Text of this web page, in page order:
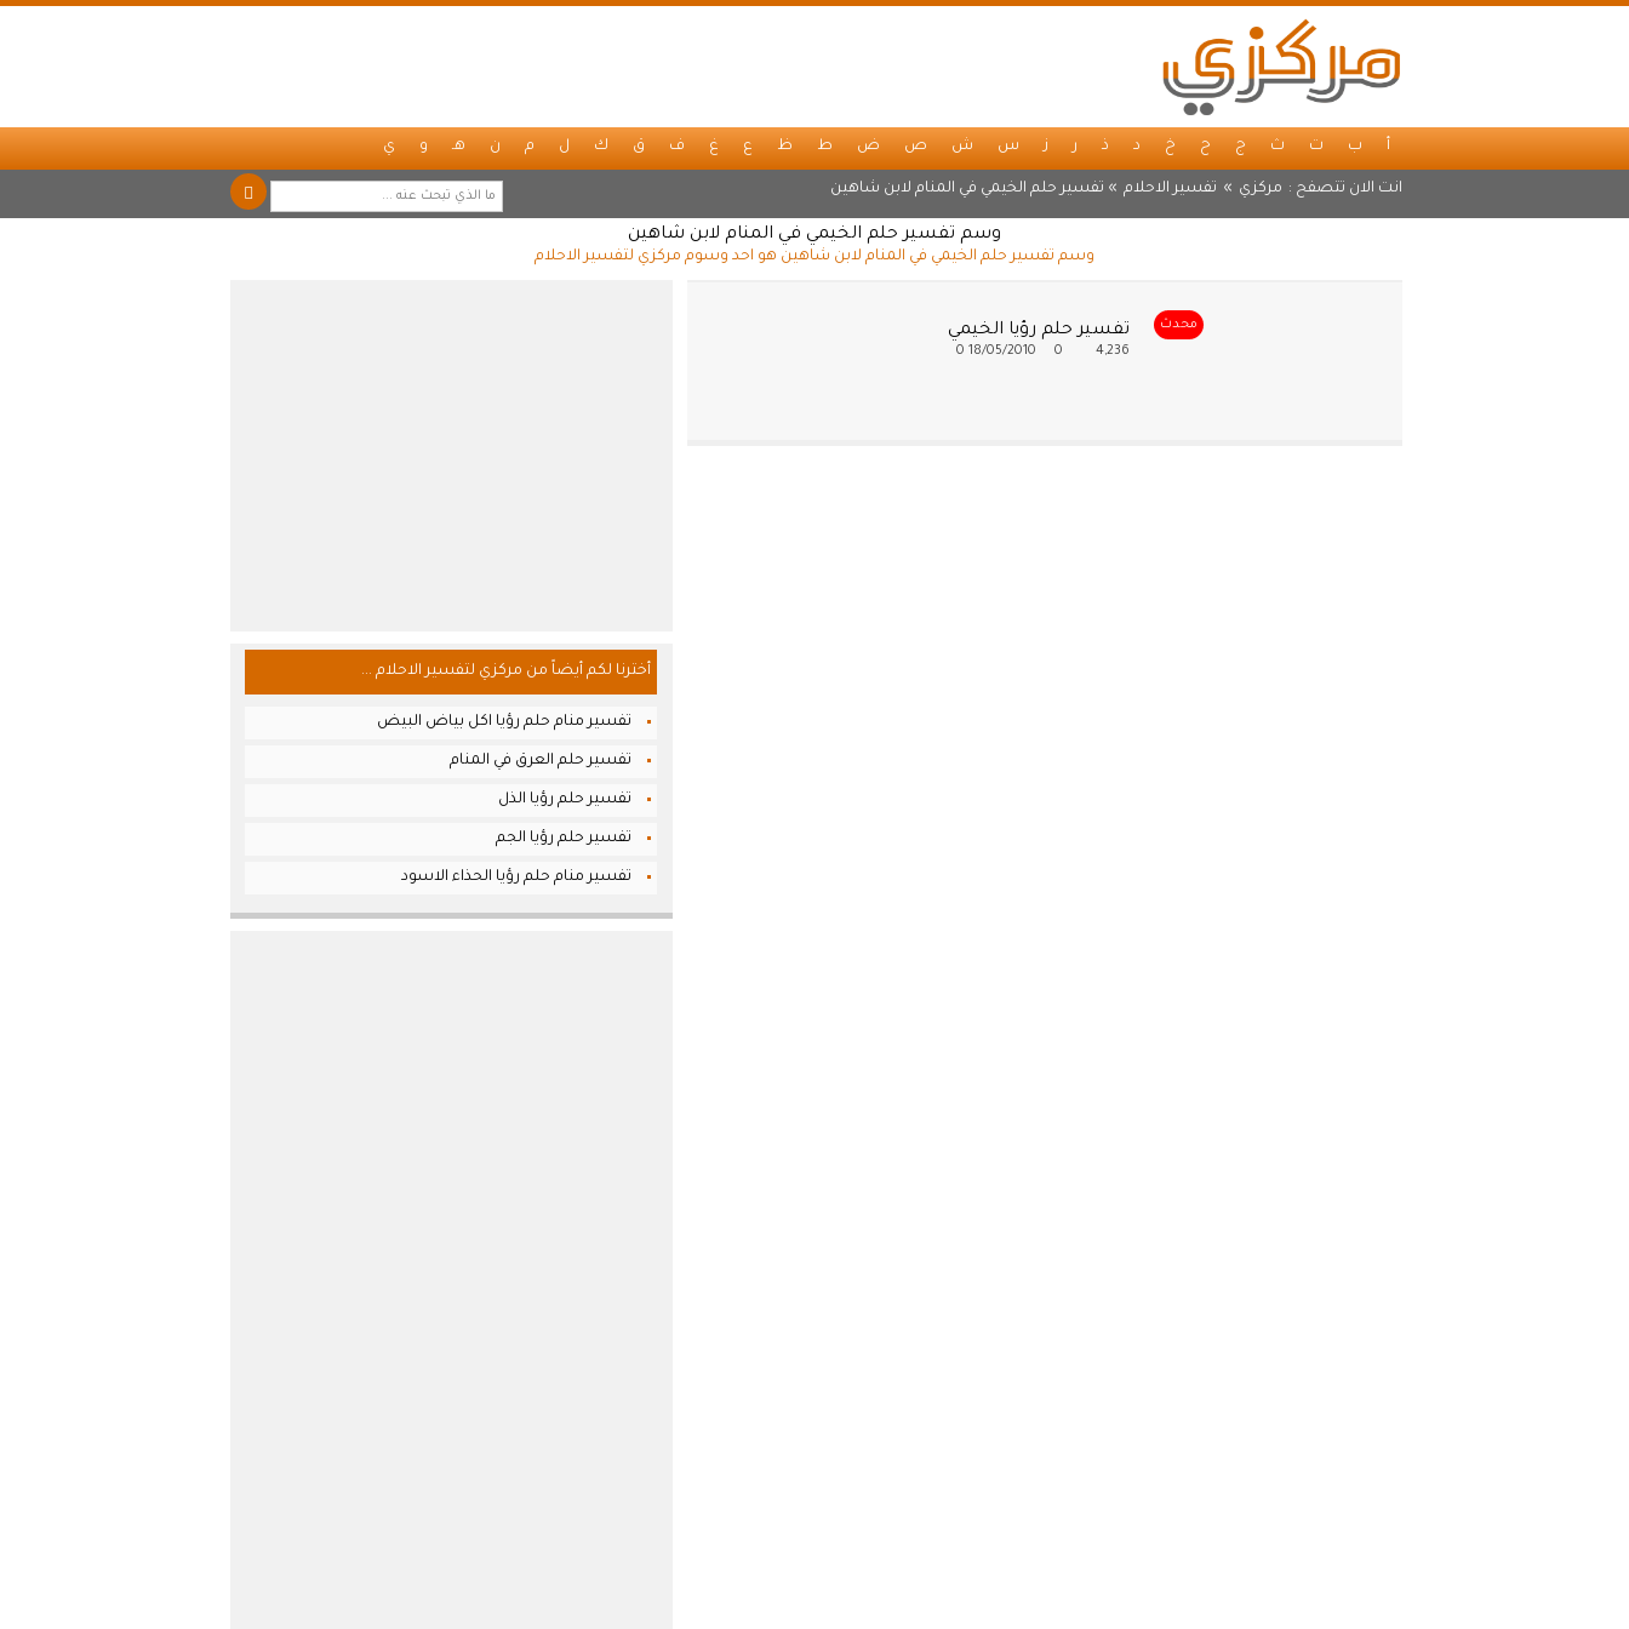
أ ب ت ث ج ح خ د ذ ر ز س ش ص ض ط ظ ع غ ف ق ك ل م ن هـ و ي
انت الان تتصفح : مركزي » تفسير الاحلام » تفسير حلم الخيمي في المنام لابن شاهين
وسم تفسير حلم الخيمي في المنام لابن شاهين
وسم تفسير حلم الخيمي في المنام لابن شاهين هو احد وسوم مركزي لتفسير الاحلام
محدث تفسير حلم رؤيا الخيمي
4,236
18/05/2010
0
أخترنا لكم أيضاً من مركزي لتفسير الاحلام ...
تفسير منام حلم رؤيا اكل بياض البيض
تفسير حلم العرق في المنام
تفسير حلم رؤيا الذل
تفسير حلم رؤيا الجم
تفسير منام حلم رؤيا الحذاء الاسود